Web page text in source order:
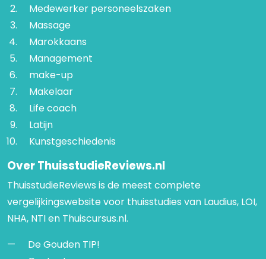
Medewerker personeelszaken
Massage
Marokkaans
Management
make-up
Makelaar
Life coach
Latijn
Kunstgeschiedenis
Over ThuisstudieReviews.nl
ThuisstudieReviews is de meest complete
vergelijkingswebsite voor thuisstudies van Laudius, LOI,
NHA, NTI en Thuiscursus.nl.
De Gouden TIP!